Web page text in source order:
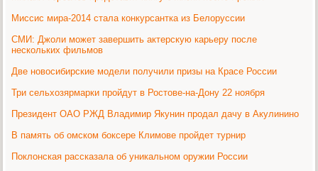
Миссис мира-2014 стала конкурсантка из Белоруссии
СМИ: Джоли может завершить актерскую карьеру после
нескольких фильмов
Две новосибирские модели получили призы на Красе России
Три сельхозярмарки пройдут в Ростове-на-Дону 22 ноября
Президент ОАО РЖД Владимир Якунин продал дачу в Акулинино
В память об омском боксере Климове пройдет турнир
Поклонская рассказала об уникальном оружии России